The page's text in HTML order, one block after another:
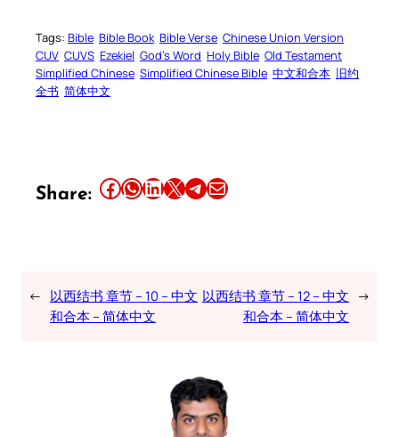
Tags: Bible Bible Book Bible Verse Chinese Union Version
CUV CUVS Ezekiel God’s Word Holy Bible Old Testament
Simplified Chinese Simplified Chinese Bible 中文和合本 旧约
全书 简体中文
Share: Share this article on Facebook Share this article on WhatsApp Share this article on LinkedIn Share this article on X Share this article on TelegramEmail this Article
← 以西结书 章节 – 10 – 中文
和合本 – 简体中文
以西结书 章节 – 12 – 中文
和合本 – 简体中文
→